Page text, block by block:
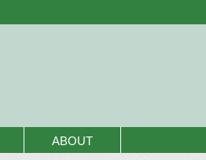
ABOUT